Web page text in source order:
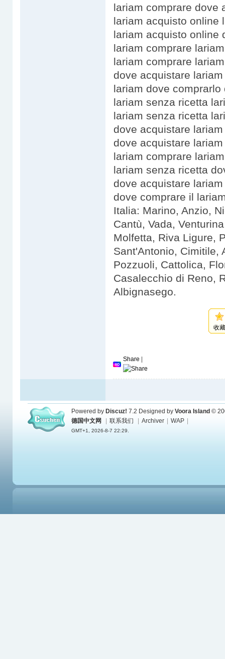
lariam comprare dove
lariam acquisto online
lariam acquisto online
lariam comprare
lariam comprare
dove acquistare
lariam dove
lariam senza ricetta
lariam senza ricetta
dove acquistare
dove acquistare
lariam comprare
lariam senza ricetta
dove acquistare
dove comprare il
Italia: Marino, Anzio,
Cantù, Vada,
Molfetta, Riva Ligure,
Sant'Antonio, Cimitile,
Pozzuoli, Cattolica,
Casalecchio di Reno,
Albignasego.
收
Share
Powered by Discuz! 7.2 Designed by Voora Island ©
德国中文网
联系我们 Archiver WAP
GMT+1, 2026-8-7 22:29.